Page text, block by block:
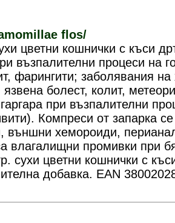
flos/
цветни кошнички с къси
възпалителни процеси на
фарингити; заболявания на
язвена болест, колит,
при възпалителни
Компреси от запарка
външни хемороиди,
влагалищни промивки при
сухи цветни кошнички с
добавка. EAN